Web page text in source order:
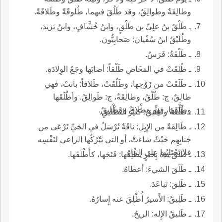
وطالِقَةٌ وطوالِقُ، وقد طَلُقَ فيهما، طُلوقَةً وطَلاقَةً.
ـ طَلْقُ بنُ علِيِّ بن طَلْقٍ، وابنُ خُشَّافٍ، وابنُ يَزيدَ،
وطُلَيْقٌ ابنُ سُفْيانَ: صَحابِيُّونَ.
ـ طَلْقَةُ: فَرَسٌ.
ـ طُلِقَتْ في المَخَاضِ طَلْقاً: أصابَها وجَعُ الوِلادَةِ.
ـ طَلَقَتْ من زَوْجِها، وطَلُقَتْ، طَلاقاً: بانَتْ، فهي
طالِقٌ، ج: طُلَّقُ، وطالِقَةٌ، ج: طَوالِقُ. وأطْلَقَها
وطَلَّقَها، فهو مِطْلاقٌ ومِطْليقٌ.
ـ طُلَقَةٌ وطِلِّيقُ: كثيرُ التَّطْليقِ.
ـ طَالِقَةُ من الإِبِلِ: ناقَةٌ تُرْسَلُ في الحَيِّ تَرْعَى من
جَنابِهِم حَيْثُ شاءَتْ، أو التي يَتْرُكُها الراعي لنَفْسِه
فلا يَحْتَلِبُها على الماءِ.
ـ طَلَقَ يَدَهُ بِخَيْرٍ يَطْلِقُها: فَتَحَها، كأَطْلَقَها.
ـ طَلَقَ الشيءَ: أعطاهُ.
ـ طَلِقَ: تَباعَدَ.
ـ طَلِيقُ: الأَسيرُ أُطْلِقَ عنه إِسارُهُ.
ـ طَليقُ الإِله: الريحُ.